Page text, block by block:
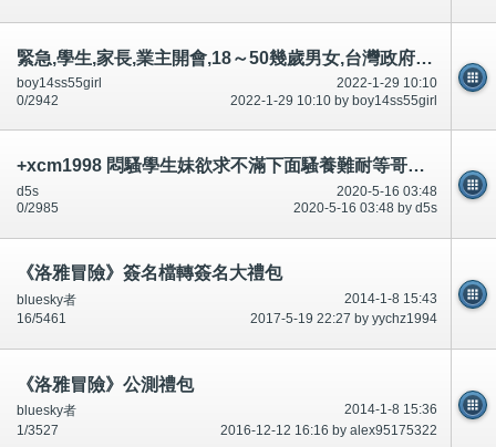
緊急,學生,家長,業主開會,18～50幾歲男女,台灣政府消防員警察,醫院醫生承認什麼?討論區有提及～相片公開
2022-1-29 10:10
boy14ss55girl
2022-1-29 10:10 by boy14ss55girl
0/2942
+xcm1998 悶騷學生妹欲求不滿下面騷養難耐等哥哥插她小穴穴
2020-5-16 03:48
d5s
2020-5-16 03:48 by d5s
0/2985
《洛雅冒險》簽名檔轉簽名大禮包
2014-1-8 15:43
bluesky者
2017-5-19 22:27 by yychz1994
16/5461
《洛雅冒險》公測禮包
2014-1-8 15:36
bluesky者
2016-12-12 16:16 by alex95175322
1/3527